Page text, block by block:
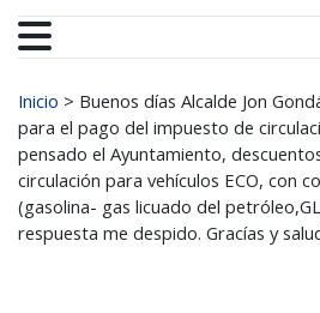
Buscar:
Inicio > Buenos días Alcalde Jon
para el pago del impuesto de
pensado el Ayuntamiento,
circulación para vehículos ECO, con
(gasolina- gas licuado del
respuesta me despido. Gracías y